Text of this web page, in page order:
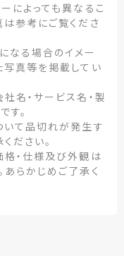
によっても異なるこ
は参考にご覧くださ
なる場合のイメー
写真等を掲載してい
名・サービス名・製
す。
いて品切れが発生す
ださい。
格・仕様及び外観は
らかじめご了承く